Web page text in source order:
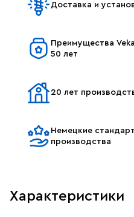
Доставка и
Преимущества
50 лет
20 лет
Немецкие
производства
Характеристики